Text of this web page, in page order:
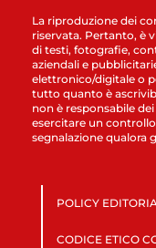
La riproduzione dei
riservata. Pertanto, è
di testi, fotografie,
aziendali e
elettronico/digitale o
tutto quanto è
non è responsabile
esercitare un
segnalazione qualora
POLICY
CODICE ETICO